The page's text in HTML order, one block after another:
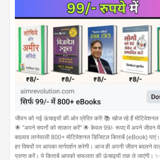
जीवन को नई ऊंचाइयों की ओर प्रेरित करें! 📚 खोज रहे हैं मोटिवेशनल
🌟 "अपने सपनों को साकार करें" 🌟 केवल 99/- रूपए में अपने जीवन में
बदलाव लानेवाली 800+ मोटिवेशनल डिजिटल किताबें (eBook)
हर विषयों पर आपका मार्गदर्शन करेगी। आज ही अपनी जीवन बदलने
प्राप्त करें। ये किताबें आपको सफलता की ऊंचाइयों तक ले जाएंगी। ✨